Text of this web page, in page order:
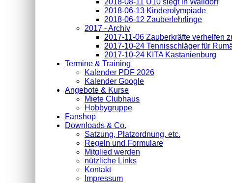
2018-06-13 Kinderolympiade
2018-06-12 Zauberlehrlinge
2017 - Archiv
2017-11-06 Zauberkräfte verhelfen
2017-10-24 Tennisschläger für
2017-10-24 KITA Kastanienburg
Termine & Training
Kalender PDF 2026
Kalender Google
Angebote & Kurse
Miete Clubhaus
Hobbygruppe
Fanshop
Downloads & Co.
Satzung, Platzordnung, etc.
Regeln und Formulare
Mitglied werden
nützliche Links
Kontakt
Impressum